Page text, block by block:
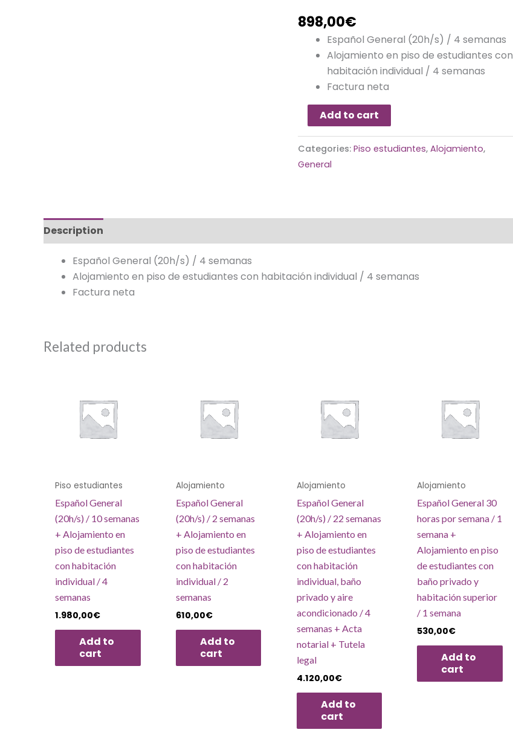
898,00€
Español General (20h/s) / 4 semanas
Alojamiento en piso de estudiantes con
habitación individual / 4 semanas
Factura neta
Add to cart
Categories: Piso estudiantes, Alojamiento,
General
Description
Español General (20h/s) / 4 semanas
Alojamiento en piso de estudiantes con habitación individual / 4 semanas
Factura neta
Related products
Piso estudiantes
Español General
(20h/s) / 10 semanas
+ Alojamiento en
piso de estudiantes
con habitación
individual / 4
semanas
1.980,00€
Add to
cart
Alojamiento
Español General
(20h/s) / 2 semanas
+ Alojamiento en
piso de estudiantes
con habitación
individual / 2
semanas
610,00€
Add to
cart
Alojamiento
Español General
(20h/s) / 22 semanas
+ Alojamiento en
piso de estudiantes
con habitación
individual, baño
privado y aire
acondicionado / 4
semanas + Acta
notarial + Tutela
legal
4.120,00€
Add to
cart
Alojamiento
Español General 30
horas por semana / 1
semana +
Alojamiento en piso
de estudiantes con
baño privado y
habitación superior
/ 1 semana
530,00€
Add to
cart